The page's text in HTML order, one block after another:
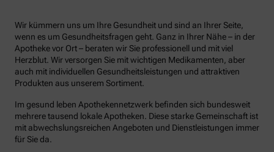
Wir kümmern uns um Ihre Gesundheit und sind an Ihrer Seite,
wenn es um Gesundheitsfragen geht. Ganz in Ihrer Nähe – in der
Apotheke vor Ort – beraten wir Sie professionell und mit viel
Herzblut. Wir versorgen Sie mit wichtigen Medikamenten, aber
auch mit individuellen Gesundheitsleistungen und attraktiven
Produkten aus unserem Sortiment.
Im gesund leben Apothekennetzwerk befinden sich bundesweit
mehrere tausend lokale Apotheken. Diese starke Gemeinschaft ist
mit abwechslungsreichen Angeboten und Dienstleistungen immer
für Sie da.